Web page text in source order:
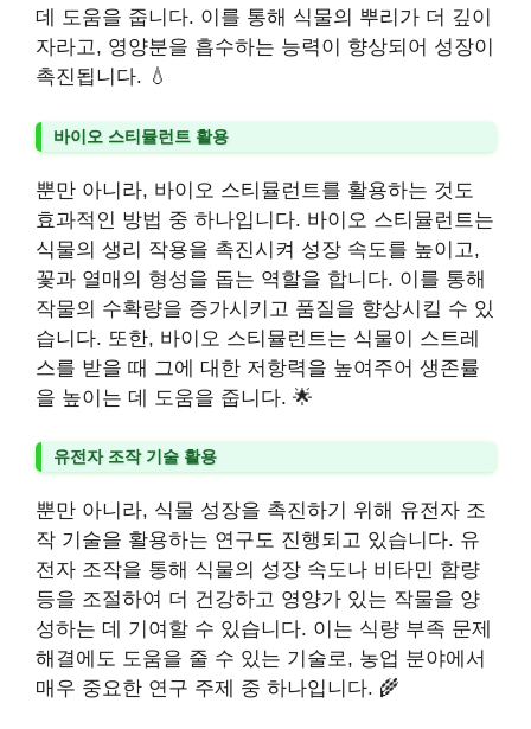
데 도움을 줍니다. 이를 통해 식물의 뿌리가 더 깊이
자라고, 영양분을 흡수하는 능력이 향상되어 성장이
촉진됩니다. 💧
바이오 스티뮬런트 활용
뿐만 아니라, 바이오 스티뮬런트를 활용하는 것도
효과적인 방법 중 하나입니다. 바이오 스티뮬런트는
식물의 생리 작용을 촉진시켜 성장 속도를 높이고,
꽃과 열매의 형성을 돕는 역할을 합니다. 이를 통해
작물의 수확량을 증가시키고 품질을 향상시킬 수 있
습니다. 또한, 바이오 스티뮬런트는 식물이 스트레
스를 받을 때 그에 대한 저항력을 높여주어 생존률
을 높이는 데 도움을 줍니다. 🌟
유전자 조작 기술 활용
뿐만 아니라, 식물 성장을 촉진하기 위해 유전자 조
작 기술을 활용하는 연구도 진행되고 있습니다. 유
전자 조작을 통해 식물의 성장 속도나 비타민 함량
등을 조절하여 더 건강하고 영양가 있는 작물을 양
성하는 데 기여할 수 있습니다. 이는 식량 부족 문제
해결에도 도움을 줄 수 있는 기술로, 농업 분야에서
매우 중요한 연구 주제 중 하나입니다. 🌾